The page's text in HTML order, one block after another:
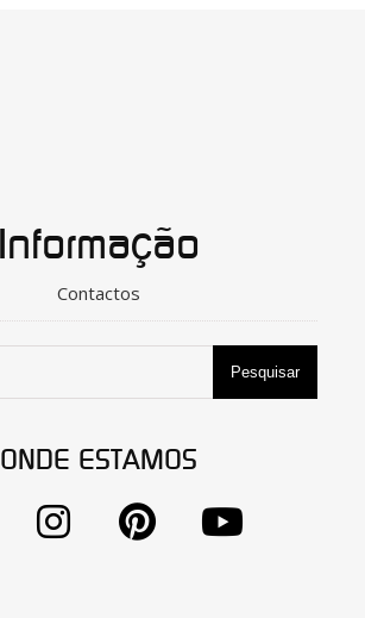
Informação
Contactos
Pesquisar
ONDE ESTAMOS